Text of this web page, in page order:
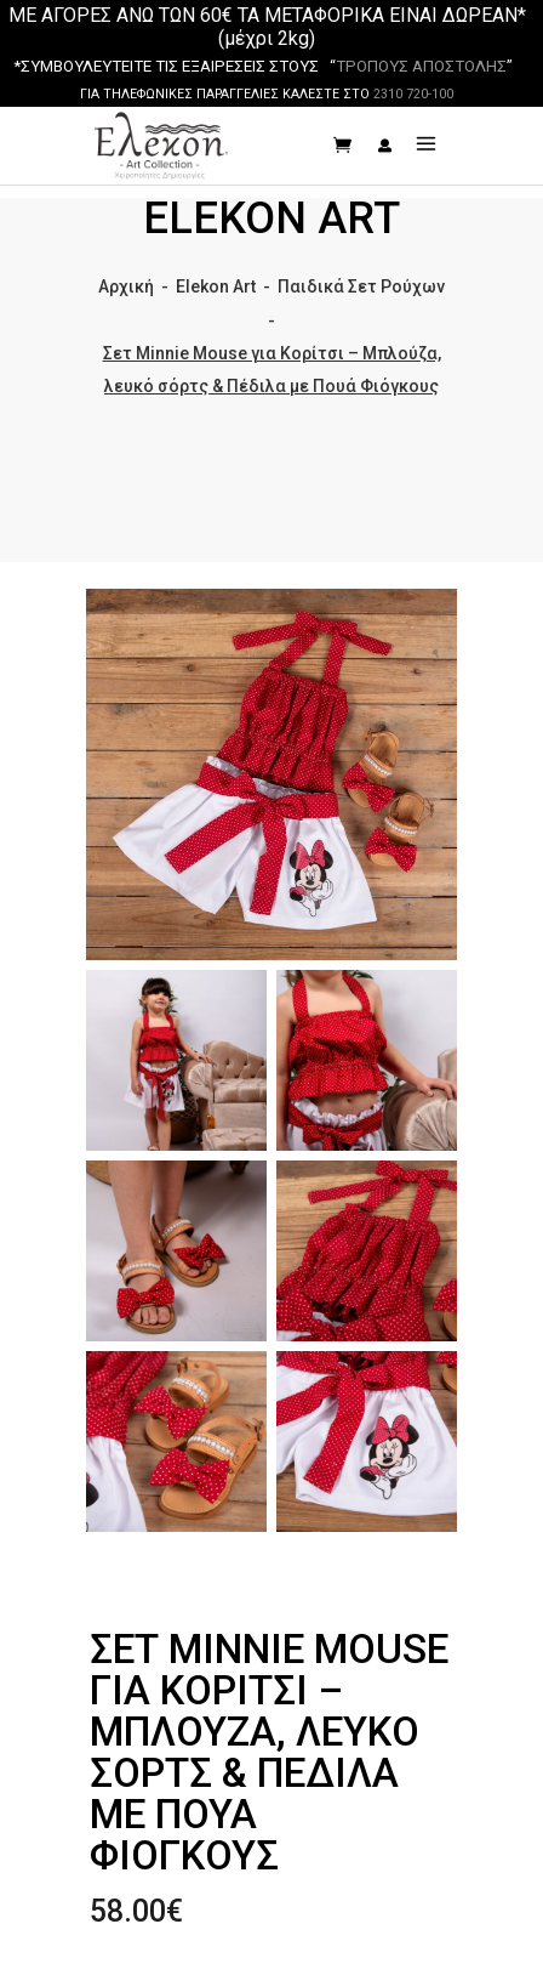
ΜΕ ΑΓΟΡΕΣ ΑΝΩ ΤΩΝ 60€ ΤΑ ΜΕΤΑΦΟΡΙΚΑ ΕΙΝΑΙ ΔΩΡΕΑΝ*
(μέχρι 2kg)
*ΣΥΜΒΟΥΛΕΥΤΕΙΤΕ ΤΙΣ ΕΞΑΙΡΕΣΕΙΣ ΣΤΟΥΣ “ΤΡΟΠΟΥΣ ΑΠΟΣΤΟΛΗΣ”
ΓΙΑ ΤΗΛΕΦΩΝΙΚΕΣ ΠΑΡΑΓΓΕΛΙΕΣ ΚΑΛΕΣΤΕ ΣΤΟ 2310 720-100
ELEKON ART
Αρχική - Elekon Art - Παιδικά Σετ Ρούχων
-
Σετ Minnie Mouse για Κορίτσι – Μπλούζα,
λευκό σόρτς & Πέδιλα με Πουά Φιόγκους
ΣΕΤ MINNIE MOUSE
ΓΙΑ ΚΟΡΊΤΣΙ –
ΜΠΛΟΎΖΑ, ΛΕΥΚΌ
ΣΌΡΤΣ & ΠΈΔΙΛΑ
ΜΕ ΠΟΥΆ
ΦΙΌΓΚΟΥΣ
58.00€